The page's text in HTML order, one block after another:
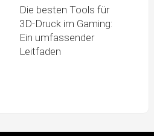
Die besten Tools für
3D-Druck im Gaming:
Ein umfassender
Leitfaden